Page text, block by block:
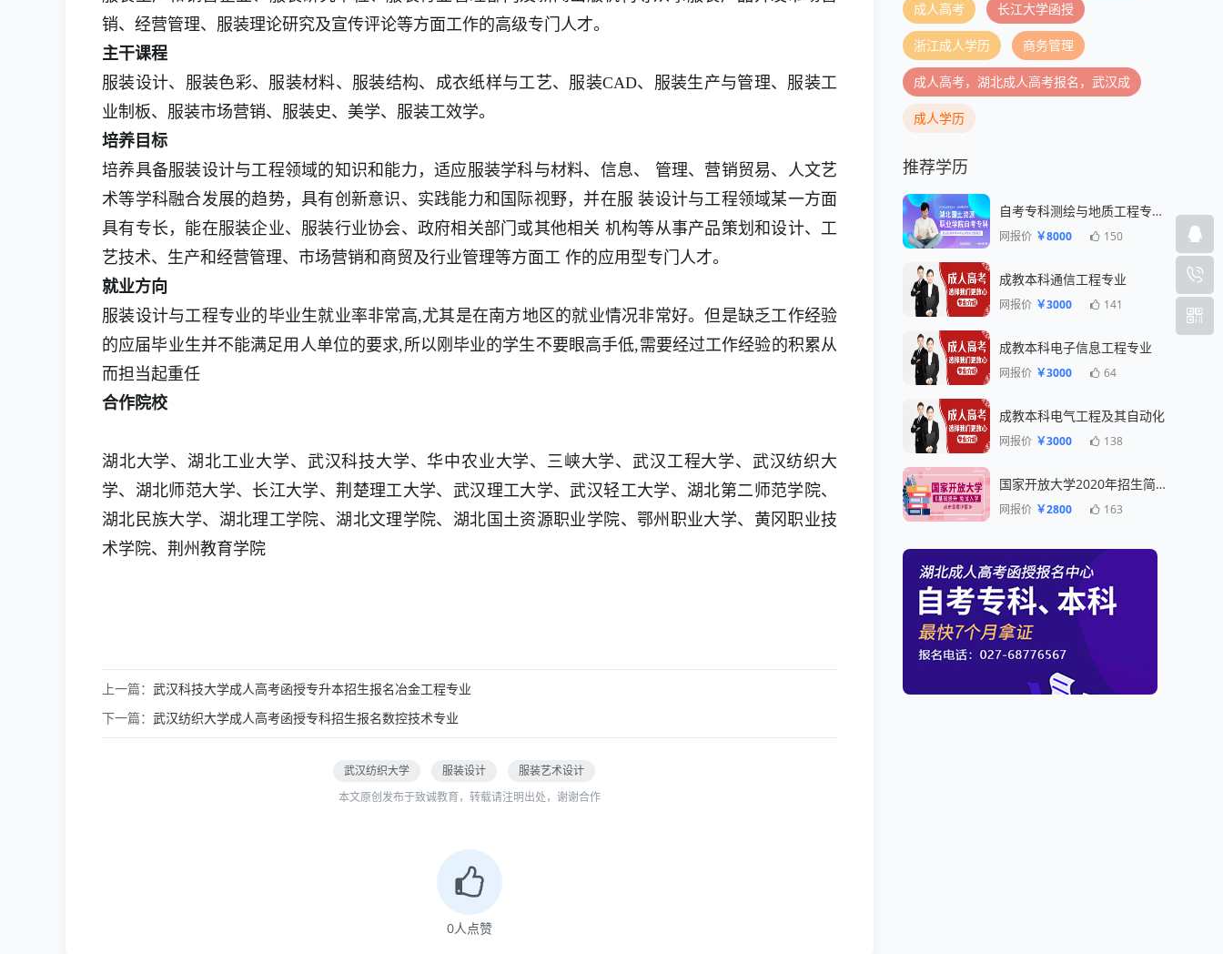
销、经营管理、服装理论研究及宣传评论等方面工作的高级专门人才。
主干课程
服装设计、服装色彩、服装材料、服装结构、成衣纸样与工艺、服装CAD、服装生产与管理、服装工
业制板、服装市场营销、服装史、美学、服装工效学。
培养目标
培养具备服装设计与工程领域的知识和能力，适应服装学科与材料、信息、 管理、营销贸易、人文艺
术等学科融合发展的趋势，具有创新意识、实践能力和国际视野，并在服 装设计与工程领域某一方面
具有专长，能在服装企业、服装行业协会、政府相关部门或其他相关 机构等从事产品策划和设计、工
艺技术、生产和经营管理、市场营销和商贸及行业管理等方面工 作的应用型专门人才。
就业方向
服装设计与工程专业的毕业生就业率非常高,尤其是在南方地区的就业情况非常好。但是缺乏工作经验
的应届毕业生并不能满足用人单位的要求,所以刚毕业的学生不要眼高手低,需要经过工作经验的积累从
而担当起重任
合作院校
湖北大学、湖北工业大学、武汉科技大学、华中农业大学、三峡大学、武汉工程大学、武汉纺织大
学、湖北师范大学、长江大学、荆楚理工大学、武汉理工大学、武汉轻工大学、湖北第二师范学院、
湖北民族大学、湖北理工学院、湖北文理学院、湖北国土资源职业学院、鄂州职业大学、黄冈职业技
术学院、荆州教育学院
上一篇： 武汉科技大学成人高考函授专升本招生报名冶金工程专业
下一篇： 武汉纺织大学成人高考函授专科招生报名数控技术专业
武汉纺织大学 服装设计
服装艺术设计
本文原创发布于致诚教育，转载请注明出处，谢谢合作
0人点赞
成人高考 长江大学函授
浙江成人学历 商务管理
成人高考，湖北成人高考报名，武汉成
成人学历
推荐学历
自考专科测绘与地质工程专业一年毕业
网报价 ￥8000 150
成教本科通信工程专业
网报价 ￥3000 141
成教本科电子信息工程专业
网报价 ￥3000 64
成教本科电气工程及其自动化
网报价 ￥3000 138
国家开放大学2020年招生简章
网报价 ￥2800 163